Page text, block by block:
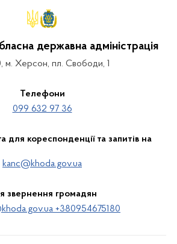
державна адміністрація
м. Херсон, пл. Свободи, 1
Телефони
099 632 97 36
для кореспонденції та запитів на
kanc@khoda.gov.ua
звернення громадян
+380954675180